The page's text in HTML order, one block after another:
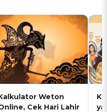
Weton
Cek Hari Lahir